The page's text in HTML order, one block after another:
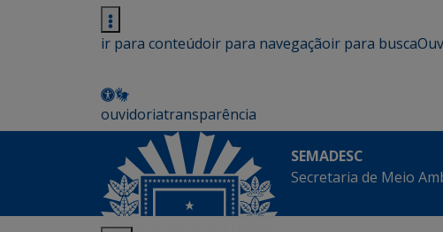
ir para conteúdoir para navegaçãoir para busca
ouvidoriatransparência
SEMADESC
Secretaria de Meio